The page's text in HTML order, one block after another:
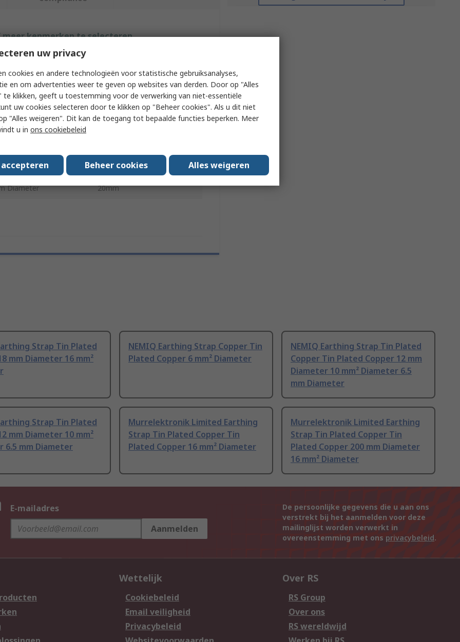
kenmerken te selecteren.
NEMIQ
Earthing Strap
Tin Plated Copper
Wire CSA 25mm²
Diameter 20mm
Strap Tin Plated
mm Diameter 16 mm²
NEMIQ Earthing Strap Copper Tin
Plated Copper 6 mm² Diameter
NEMIQ Earthing Strap Tin Plated
Copper Tin Plated Copper 12 mm
Diameter 10 mm² Diameter 6.5
mm Diameter
Strap Tin Plated
mm Diameter 10 mm²
6.5 mm Diameter
Murrelektronik Limited Earthing
Strap Tin Plated Copper Tin
Plated Copper 16 mm² Diameter
Murrelektronik Limited Earthing
Strap Tin Plated Copper Tin
Plated Copper 200 mm Diameter
16 mm² Diameter
E-mailadres
Aanmelden
De persoonlijke gegevens die u aan ons
verstrekt bij het aanmelden voor deze
mailinglijst worden verwerkt in
overeenstemming met ons privacybeleid.
Wettelijk
Cookiebeleid
Email veiligheid
Privacybeleid
Over RS
RS Group
Over ons
RS wereldwijd
uw privacy
cookies en andere technologieën voor statistische gebruiksanalyses,
en om advertenties weer te geven op websites van derden. Door op "Alles
te klikken, geeft u toestemming voor de verwerking van niet-essentiële
uw cookies selecteren door te klikken op "Beheer cookies". Als u dit niet
"Alles weigeren". Dit kan de toegang tot bepaalde functies beperken. Meer
u in ons cookiebeleid
Beheer cookies Alles weigeren